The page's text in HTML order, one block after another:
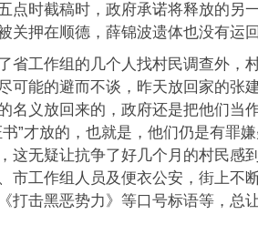
点时截稿时，政府承诺将释放的另
关押在顺德，薛锦波遗体也没有运
省工作组的几个人找村民调查外，
可能的避而不谈，昨天放回家的张
名义放回来的，政府还是把他们当
”才放的，也就是，他们仍是有罪
这无疑让抗争了好几个月的村民感
市工作组人员及便衣公安，街上不
打击黑恶势力》等口号标语等，总